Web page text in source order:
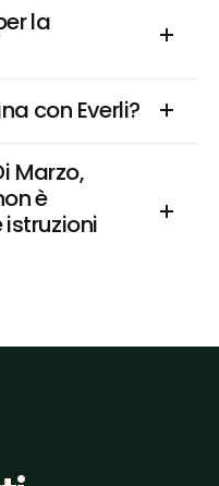
la
con Everli?
Marzo,
è